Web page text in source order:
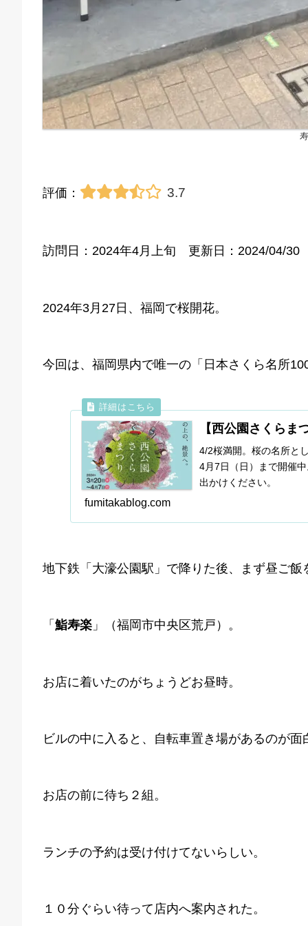
評価： 3.7
訪問日：2024年4月上旬 更新日：2024/04/30
2024年3月27日、福岡で桜開花。
今回は、福岡県内で唯一の「日本さくら名所
【西公園さくらま
4/2桜満開。桜の名所と
4月7日（日）まで開催
出かけください。
fumitakablog.com
地下鉄「大濠公園駅」で降りた後、まず昼ご
「 鮨寿楽 」（福岡市中央区荒戸）。
お店に着いたのがちょうどお昼時。
ビルの中に入ると、自転車置き場があるのが面
お店の前に待ち２組。
ランチの予約は受け付けてないらしい。
１０分ぐらい待って店内へ案内された。